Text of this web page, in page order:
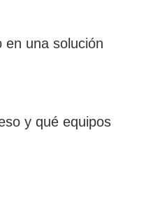
en una solución
y qué equipos